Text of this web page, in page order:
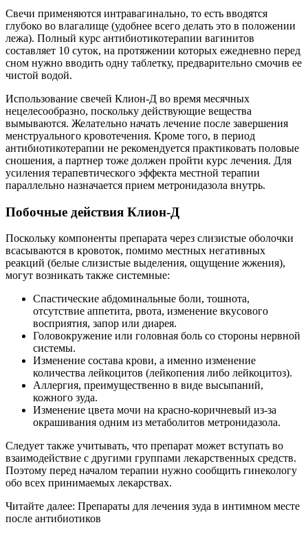
Свечи применяются интравагинально, то есть вводятся
глубоко во влагалище (удобнее всего делать это в положении
лежа). Полный курс антибиотикотерапии вагинитов
составляет 10 суток, на протяжении которых ежедневно перед
сном нужно вводить одну таблетку, предварительно смочив ее
чистой водой.
Использование свечей Клион-Д во время месячных
нецелесообразно, поскольку действующие вещества
вымываются. Желательно начать лечение после завершения
менструального кровотечения. Кроме того, в период
антибиотикотерапии не рекомендуется практиковать половые
сношения, а партнер тоже должен пройти курс лечения. Для
усиления терапевтического эффекта местной терапии
параллельно назначается прием метронидазола внутрь.
Побочные действия Клион-Д
Поскольку компоненты препарата через слизистые оболочки
всасываются в кровоток, помимо местных негативных
реакций (белые слизистые выделения, ощущение жжения),
могут возникать также системные:
Спастические абдоминальные боли, тошнота,
отсутствие аппетита, рвота, изменение вкусового
восприятия, запор или диарея.
Головокружение или головная боль со стороны нервной
системы.
Изменение состава крови, а именно изменение
количества лейкоцитов (лейкопения либо лейкоцитоз).
Аллергия, преимущественно в виде высыпаний,
кожного зуда.
Изменение цвета мочи на красно-коричневый из-за
окрашивания одним из метаболитов метронидазола.
Следует также учитывать, что препарат может вступать во
взаимодействие с другими группами лекарственных средств.
Поэтому перед началом терапии нужно сообщить гинекологу
обо всех принимаемых лекарствах.
Читайте далее: Препараты для лечения зуда в интимном месте
после антибиотиков